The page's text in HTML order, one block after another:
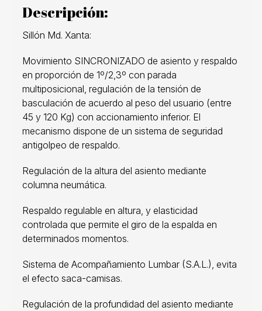
Descripción:
Sillón Md. Xanta:
Movimiento SINCRONIZADO de asiento y respaldo
en proporción de 1º/2,3º con parada
multiposicional, regulación de la tensión de
basculación de acuerdo al peso del usuario (entre
45 y 120 Kg) con accionamiento inferior. El
mecanismo dispone de un sistema de seguridad
antigolpeo de respaldo.
Regulación de la altura del asiento mediante
columna neumática.
Respaldo regulable en altura, y elasticidad
controlada que permite el giro de la espalda en
determinados momentos.
Sistema de Acompañamiento Lumbar (S.A.L.), evita
el efecto saca-camisas.
Regulación de la profundidad del asiento mediante